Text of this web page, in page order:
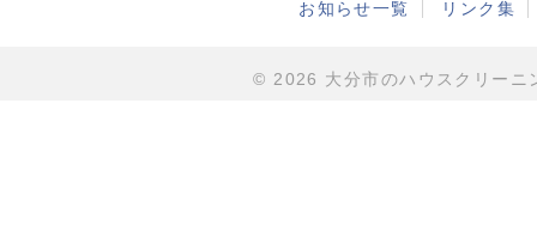
お知らせ一覧
リンク集
© 2026 大分市のハウスクリー